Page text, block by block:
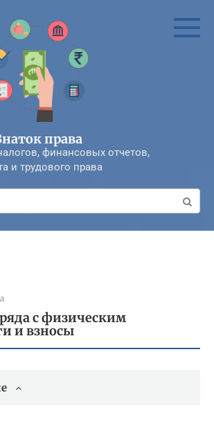
права
финансовых отчетов,
и трудового права
с физическим
и взносы